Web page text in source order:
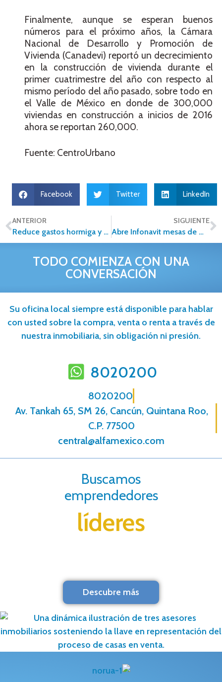
Finalmente, aunque se esperan buenos
números para el próximo años, la Cámara
Nacional de Desarrollo y Promoción de
Vivienda (Canadevi) reportó un decrecimiento
en la construcción de vivienda durante el
primer cuatrimestre del año con respecto al
mismo período del año pasado, sobre todo en
el Valle de México en donde de 300,000
viviendas en construcción a inicios de 2016
ahora se reportan 260,000.
Fuente: CentroUrbano
Facebook Twitter LinkedIn
ANTERIOR
Reduce gastos hormiga y ahorra para tu enganche
SIGUIENTE
Abre Infonavit mesas de mediación para derechohabientes
TODO COMIENZA CON UNA
CONVERSACIÓN
Su oficina local siempre está disponible para hablar
con usted sobre la compra, venta o renta a través de
nuestra inmobiliaria, sin obligación ni presión.
8020200
8020200
Av. Tankah 65, SM 26, Cancún, Quintana Roo,
C.P. 77500
central@alfamexico.com
Buscamos
emprendedores
líderes
Descubre más